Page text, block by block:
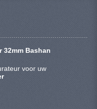
32mm Bashan
voor uw